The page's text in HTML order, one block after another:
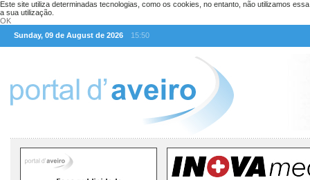
Este site utiliza determinadas tecnologias, como os cookies, no entanto, não utilizamos
a sua utilização.
OK
Sunday, 09 de August de 2026
15:50